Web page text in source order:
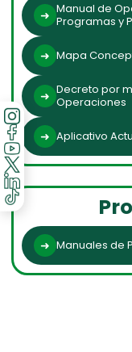
Manual de
Programas y
Mapa
Decreto por
Operaciones
Aplicativo
Manuales de